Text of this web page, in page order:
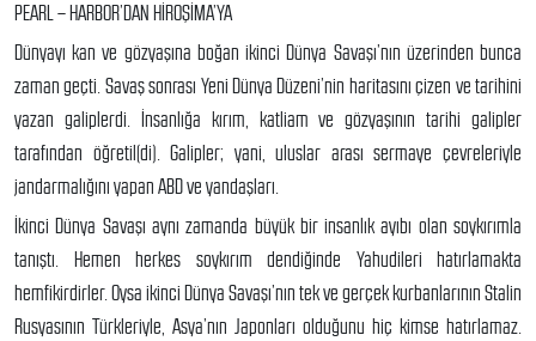
PEARL – HARBOR’DAN HİROŞİMA’YA
Dünyayı kan ve gözyaşına boğan ikinci Dünya Savaşı’nın üzerinden bunca
zaman geçti. Savaş sonrası Yeni Dünya Düzeni’nin haritasını çizen ve tarihini
yazan galiplerdi. İnsanlığa kırım, katliam ve gözyaşının tarihi galipler
tarafından öğretil(di). Galipler; yani, uluslar arası sermaye çevreleriyle
jandarmalığını yapan ABD ve yandaşları.
İkinci Dünya Savaşı aynı zamanda büyük bir insanlık ayıbı olan soykırımla
tanıştı. Hemen herkes soykırım dendiğinde Yahudileri hatırlamakta
hemfikirdirler. Oysa ikinci Dünya Savaşı’nın tek ve gerçek kurbanlarının Stalin
Rusyasının Türkleriyle, Asya’nın Japonları olduğunu hiç kimse hatırlamaz.